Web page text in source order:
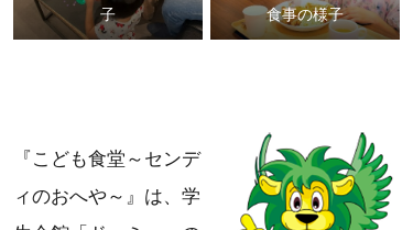
子
食事の様子
『こども食堂～センデ
ィのおへや～』は、学